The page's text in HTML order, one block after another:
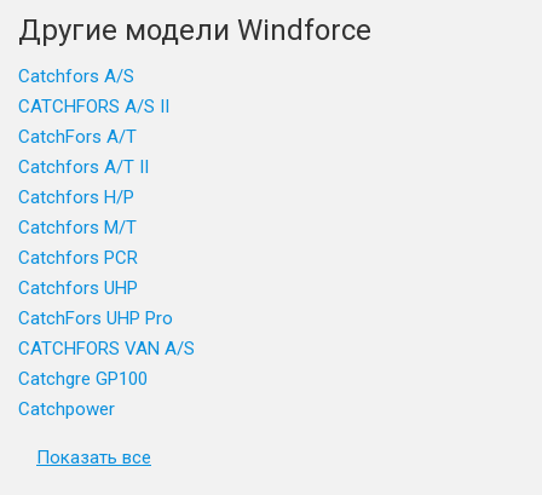
Другие модели Windforce
Catchfors A/S
CATCHFORS A/S II
CatchFors A/T
Catchfors A/T II
Catchfors H/P
Catchfors M/T
Catchfors PCR
Catchfors UHP
CatchFors UHP Pro
CATCHFORS VAN A/S
Catchgre GP100
Catchpower
Показать все